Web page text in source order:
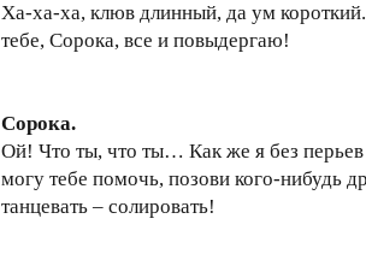
Ха-ха-ха, клюв длинный, да ум
тебе, Сорока, все и повыдергаю!
Сорока.
Ой! Что ты, что ты… Как же я без перьев
могу тебе помочь, позови кого-нибудь
танцевать – солировать!